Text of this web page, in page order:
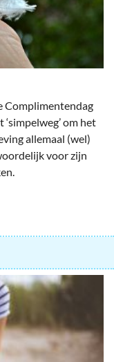
Complimentendag
om het
allemaal (wel)
voor zijn